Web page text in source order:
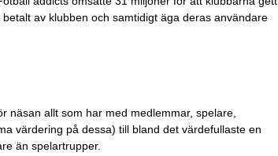
av klubben och samtidigt äga deras användare
näsan allt som har med medlemmar, spelare,
värdering på dessa) till bland det värdefullaste en
än spelartrupper.